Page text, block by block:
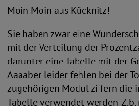
Moin Moin aus Kücknitz!
Sie haben zwar eine
mit der Verteilung der
darunter eine Tabelle mit der
Aaaaber leider fehlen bei der
zugehörigen Modul ziffern die
Tabelle verwendet werden.